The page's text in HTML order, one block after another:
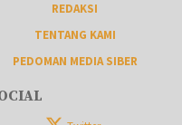
REDAKSI
TENTANG KAMI
PEDOMAN MEDIA SIBER